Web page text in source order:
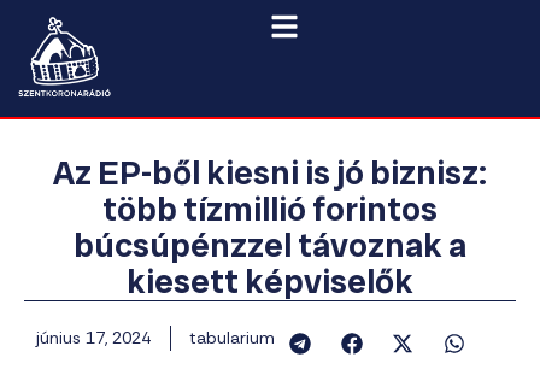
Az EP-ből kiesni is jó biznisz:
több tízmillió forintos
búcsúpénzzel távoznak a
kiesett képviselők
június 17, 2024 tabularium